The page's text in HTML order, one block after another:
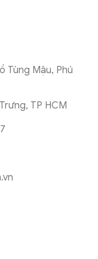
Tùng Mậu, Phú
TP HCM